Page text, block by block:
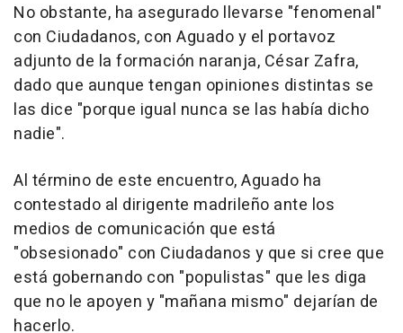
No obstante, ha asegurado llevarse "fenomenal"
con Ciudadanos, con Aguado y el portavoz
adjunto de la formación naranja, César Zafra,
dado que aunque tengan opiniones distintas se
las dice "porque igual nunca se las había dicho
nadie".
Al término de este encuentro, Aguado ha
contestado al dirigente madrileño ante los
medios de comunicación que está
"obsesionado" con Ciudadanos y que si cree que
está gobernando con "populistas" que les diga
que no le apoyen y "mañana mismo" dejarían de
hacerlo.